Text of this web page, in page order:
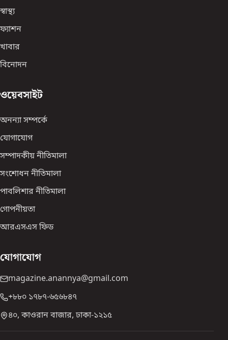
স্বাস্থ্য
ফ্যাশন
খাবার
বিনোদন
ওয়েবসাইট
অনন্যা সম্পর্কে
যোগাযোগ
সম্পাদকীয় নীতিমালা
সংশোধন নীতিমালা
পাবলিশার নীতিমালা
গোপনীয়তা
আরএসএস ফিড
যোগাযোগ
magazine.anannya@gmail.com
+৮৮০ ১৭৮৭-৬৫৬৮৪৭
৪০, কাওরান বাজার, ঢাকা-১২১৫